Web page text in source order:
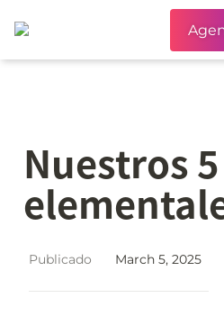
Nuestros
Publicado March 5, 2025